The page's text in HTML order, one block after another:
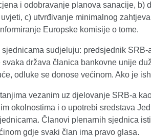
i odobravanje planova sanacije, b)
c) utvrđivanje minimalnog
Europske komisije o tome.
sjednicama sudjeluju: predsjednik
država članica bankovne unije
odluke se donose većinom. Ako je
vezanim uz djelovanje SRB-a
okolnostima i o upotrebi sredstava
Članovi plenarnih sjednica
gdje svaki član ima pravo glasa.